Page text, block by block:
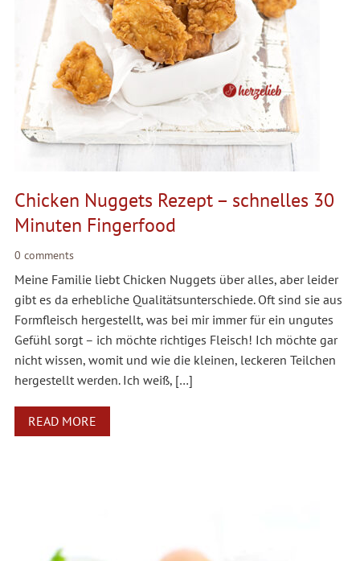
Chicken Nuggets Rezept – schnelles 30
Minuten Fingerfood
0 comments
Meine Familie liebt Chicken Nuggets über alles, aber leider
gibt es da erhebliche Qualitätsunterschiede. Oft sind sie aus
Formfleisch hergestellt, was bei mir immer für ein ungutes
Gefühl sorgt – ich möchte richtiges Fleisch! Ich möchte gar
nicht wissen, womit und wie die kleinen, leckeren Teilchen
hergestellt werden. Ich weiß, […]
READ MORE